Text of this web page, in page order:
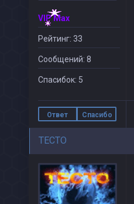
VIP Max
Рейтинг: 33
Сообщений: 8
Спасибок: 5
Ответ Спасибо
TECTO